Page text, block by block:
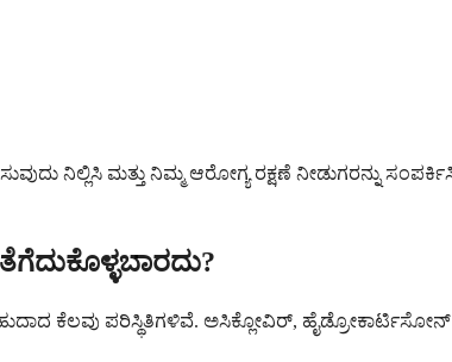
ನಿಲ್ಲಿಸಿ ಮತ್ತು ನಿಮ್ಮ ಆರೋಗ್ಯ ರಕ್ಷಣೆ ನೀಡುಗರನ್ನು
ಕೆಲವು ಪರಿಸ್ಥಿತಿಗಳಿವೆ. ಅಸಿಕ್ಲೋವಿರ್,